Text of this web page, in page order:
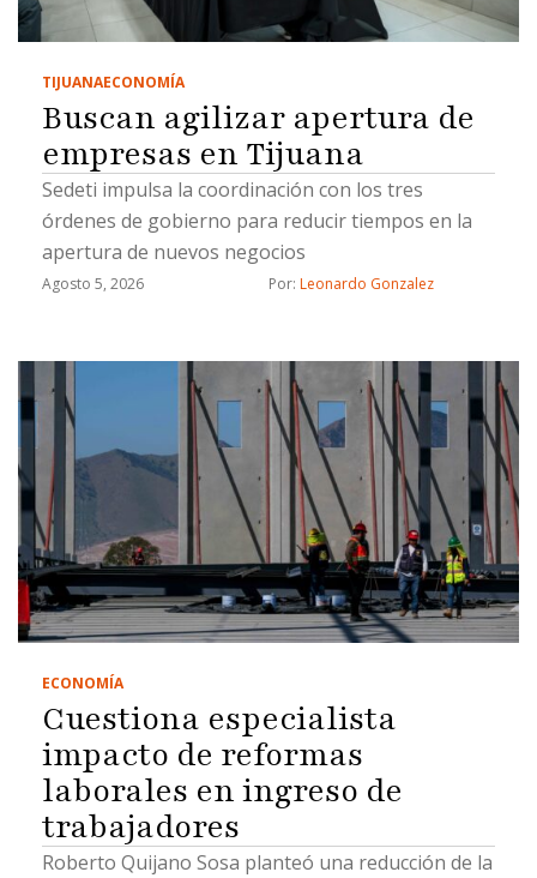
TIJUANAECONOMÍA
Buscan agilizar apertura de
empresas en Tijuana
Sedeti impulsa la coordinación con los tres
órdenes de gobierno para reducir tiempos en la
apertura de nuevos negocios
Agosto 5, 2026 Por: Leonardo Gonzalez
ECONOMÍA
Cuestiona especialista
impacto de reformas
laborales en ingreso de
trabajadores
Roberto Quijano Sosa planteó una reducción de la